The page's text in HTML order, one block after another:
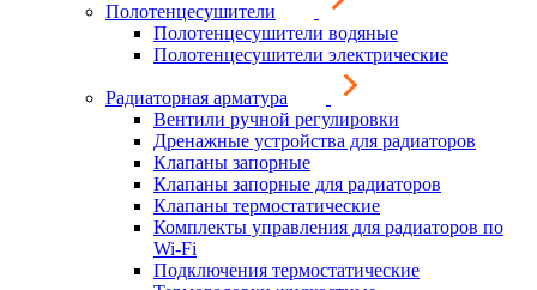
Полотенцесушители
Полотенцесушители водяные
Полотенцесушители электрические
Радиаторная арматура
Вентили ручной регулировки
Дренажные устройства для радиаторов
Клапаны запорные
Клапаны запорные для радиаторов
Клапаны термостатические
Комплекты управления для радиаторов по
Wi-Fi
Подключения термостатические